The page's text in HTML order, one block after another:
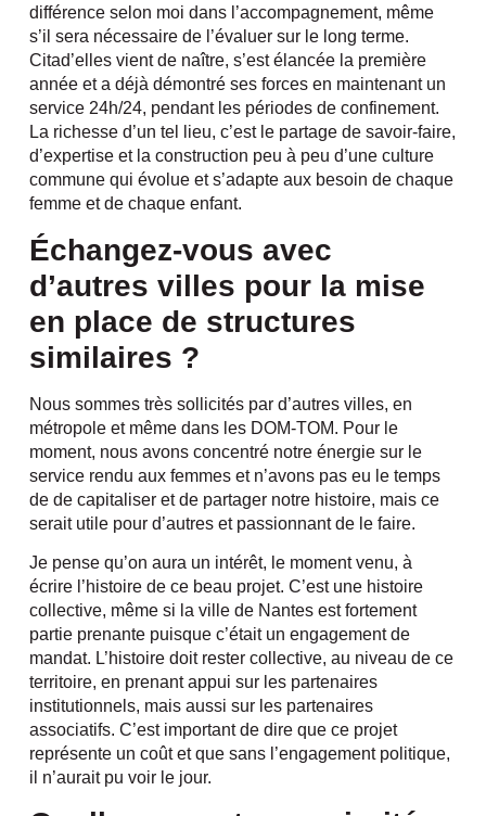
différence selon moi dans l’accompagnement, même
s’il sera nécessaire de l’évaluer sur le long terme.
Citad’elles vient de naître, s’est élancée la première
année et a déjà démontré ses forces en maintenant un
service 24h/24, pendant les périodes de confinement.
La richesse d’un tel lieu, c’est le partage de savoir-faire,
d’expertise et la construction peu à peu d’une culture
commune qui évolue et s’adapte aux besoin de chaque
femme et de chaque enfant.
Échangez-vous avec
d’autres villes pour la mise
en place de structures
similaires ?
Nous sommes très sollicités par d’autres villes, en
métropole et même dans les DOM-TOM. Pour le
moment, nous avons concentré notre énergie sur le
service rendu aux femmes et n’avons pas eu le temps
de de capitaliser et de partager notre histoire, mais ce
serait utile pour d’autres et passionnant de le faire.
Je pense qu’on aura un intérêt, le moment venu, à
écrire l’histoire de ce beau projet. C’est une histoire
collective, même si la ville de Nantes est fortement
partie prenante puisque c’était un engagement de
mandat. L’histoire doit rester collective, au niveau de ce
territoire, en prenant appui sur les partenaires
institutionnels, mais aussi sur les partenaires
associatifs. C’est important de dire que ce projet
représente un coût et que sans l’engagement politique,
il n’aurait pu voir le jour.